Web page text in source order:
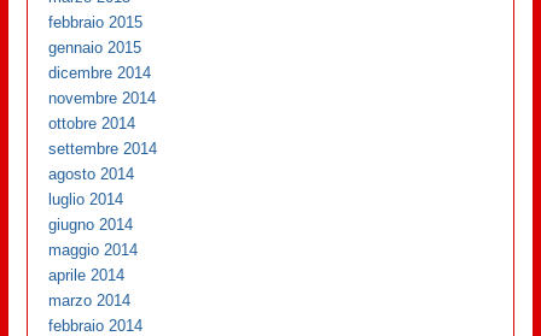
febbraio 2015
gennaio 2015
dicembre 2014
novembre 2014
ottobre 2014
settembre 2014
agosto 2014
luglio 2014
giugno 2014
maggio 2014
aprile 2014
marzo 2014
febbraio 2014